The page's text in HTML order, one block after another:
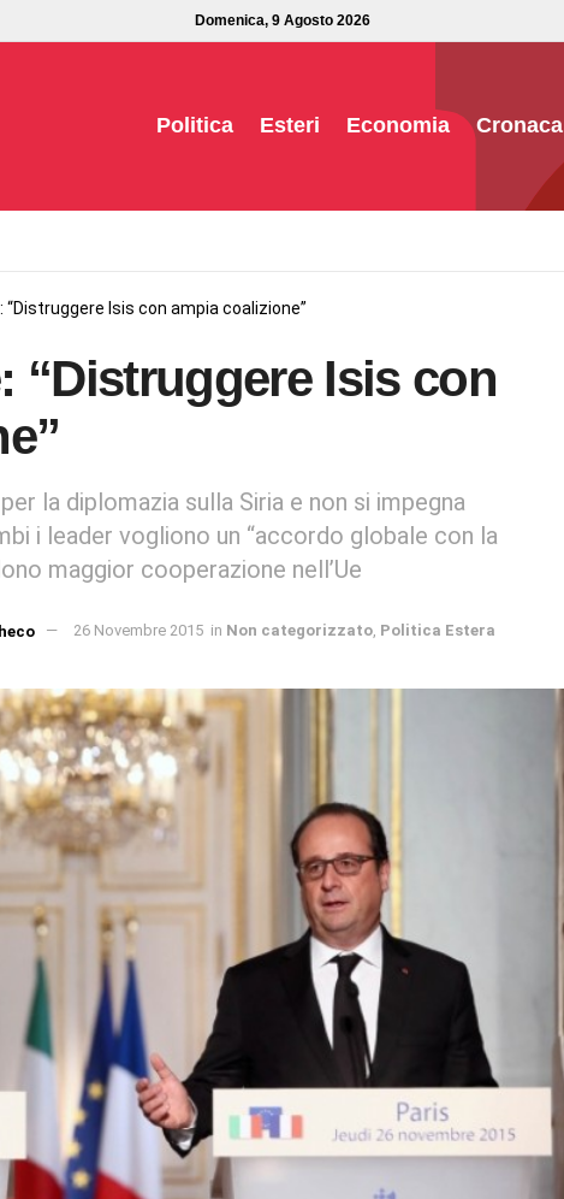
Domenica, 9 Agosto 2026
Politica Esteri Economia Cronaca
“Distruggere Isis con ampia coalizione”
“Distruggere Isis con
la diplomazia sulla Siria e non si impegna
i leader vogliono un “accordo globale con la
maggior cooperazione nell’Ue
26 Novembre 2015 in Non categorizzato, Politica Estera